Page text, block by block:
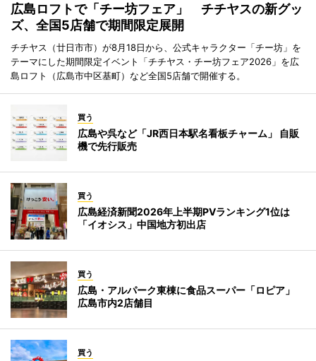
広島ロフトで「チー坊フェア」 チチヤスの新グッ
ズ、全国5店舗で期間限定展開
チチヤス（廿日市市）が8月18日から、公式キャラクター「チー坊」を
テーマにした期間限定イベント「チチヤス・チー坊フェア2026」を広
島ロフト（広島市中区基町）など全国5店舗で開催する。
買う
広島や呉など「JR西日本駅名看板チャーム」 自販
機で先行販売
買う
広島経済新聞2026年上半期PVランキング1位は
「イオシス」中国地方初出店
買う
広島・アルパーク東棟に食品スーパー「ロピア」
広島市内2店舗目
買う